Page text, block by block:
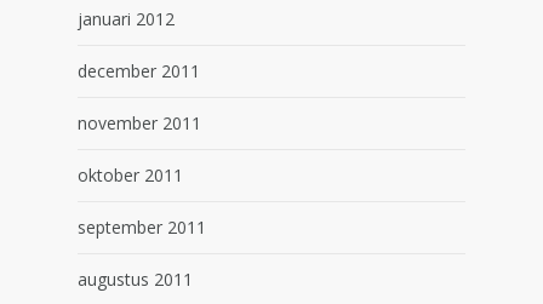
januari 2012
december 2011
november 2011
oktober 2011
september 2011
augustus 2011